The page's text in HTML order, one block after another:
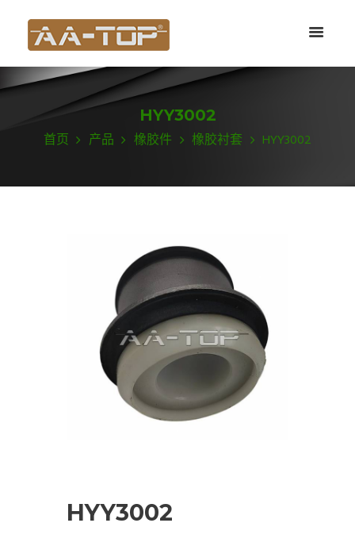
HYY3002
首页 产品 橡胶件 橡胶衬套 HYY3002
HYY3002